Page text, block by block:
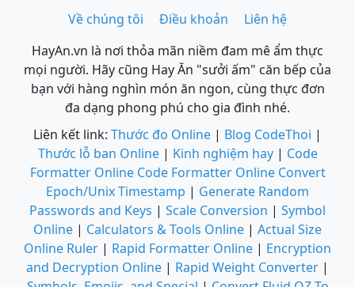
Về chúng tôi Điều khoản
Liên hệ
HayAn.vn là nơi thỏa mãn niềm đam mê ẩm thực
mọi người. Hãy cũng Hay Ăn "sưởi ấm" căn bếp của
bạn với hàng nghìn món ăn ngon, cùng thực đơn
đa dạng phong phú cho gia đình nhé.
Liên kết link: Thước đo Online | Blog CodeThoi |
Thước lỗ ban Online| Kinh nghiệm hay| Code
Formatter Online Code Formatter Online Convert
Epoch/Unix Timestamp | Generate Random
Passwords and Keys | Scale Conversion | Symbol
Online | Calculators & Tools Online | Actual Size
Online Ruler | Rapid Formatter Online | Encryption
and Decryption Online | Rapid Weight Converter |